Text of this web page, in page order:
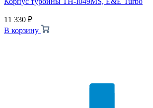
11 330 ₽
В корзину